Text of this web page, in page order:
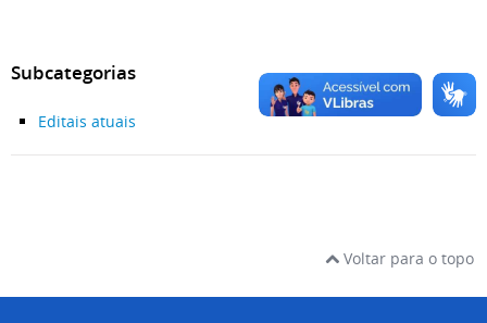
Subcategorias
Editais atuais
Voltar para o topo